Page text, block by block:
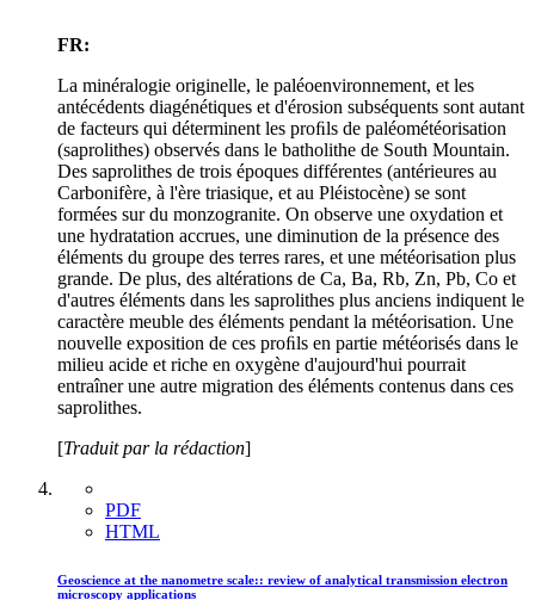
FR:
La minéralogie originelle, le paléoenvironnement, et les
antécédents diagénétiques et d'érosion subséquents sont autant
de facteurs qui déterminent les proﬁls de paléométéorisation
(saprolithes) observés dans le batholithe de South Mountain.
Des saprolithes de trois époques différentes (antérieures au
Carbonifère, à l'ère triasique, et au Pléistocène) se sont
formées sur du monzogranite. On observe une oxydation et
une hydratation accrues, une diminution de la présence des
éléments du groupe des terres rares, et une météorisation plus
grande. De plus, des altérations de Ca, Ba, Rb, Zn, Pb, Co et
d'autres éléments dans les saprolithes plus anciens indiquent le
caractère meuble des éléments pendant la météorisation. Une
nouvelle exposition de ces proﬁls en partie météorisés dans le
milieu acide et riche en oxygène d'aujourd'hui pourrait
entraîner une autre migration des éléments contenus dans ces
saprolithes.
[Traduit par la rédaction]
PDF
HTML
Geoscience at the nanometre scale:: review of analytical transmission electron
microscopy applications